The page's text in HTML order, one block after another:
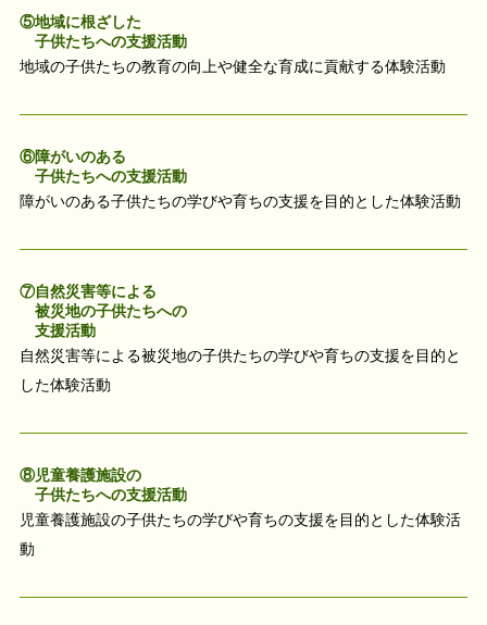
⑤地域に根ざした
子供たちへの支援活動
地域の子供たちの教育の向上や健全な育成に貢献する体験活動
⑥障がいのある
子供たちへの支援活動
障がいのある子供たちの学びや育ちの支援を目的とした体験活動
⑦自然災害等による
被災地の子供たちへの
支援活動
自然災害等による被災地の子供たちの学びや育ちの支援を目的と
した体験活動
⑧児童養護施設の
子供たちへの支援活動
児童養護施設の子供たちの学びや育ちの支援を目的とした体験活
動